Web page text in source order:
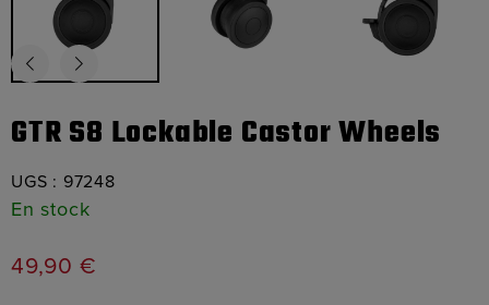
GTR S8 Lockable Castor Wheels
UGS : 97248
En stock
49,90 €